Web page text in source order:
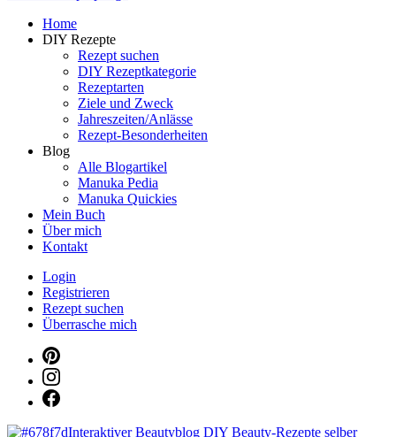
Dein interaktiver DIY Beautyblog
Manuka Magic – Natürlich schön:
Dein interaktiver DIY Beautyblog
Dein persönlicher interaktiver DIY Beautyblog
Home
DIY Rezepte
Rezept suchen
DIY Rezeptkategorie
Rezeptarten
Ziele und Zweck
Jahreszeiten/Anlässe
Rezept-Besonderheiten
Blog
Alle Blogartikel
Manuka Pedia
Manuka Quickies
Mein Buch
Über mich
Kontakt
Login
Registrieren
Rezept suchen
Überrasche mich